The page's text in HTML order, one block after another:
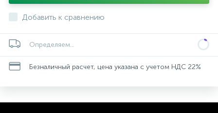
Добавить к сравнению
Определяем...
Безналичный расчет, цена указана с учетом НДС 22%